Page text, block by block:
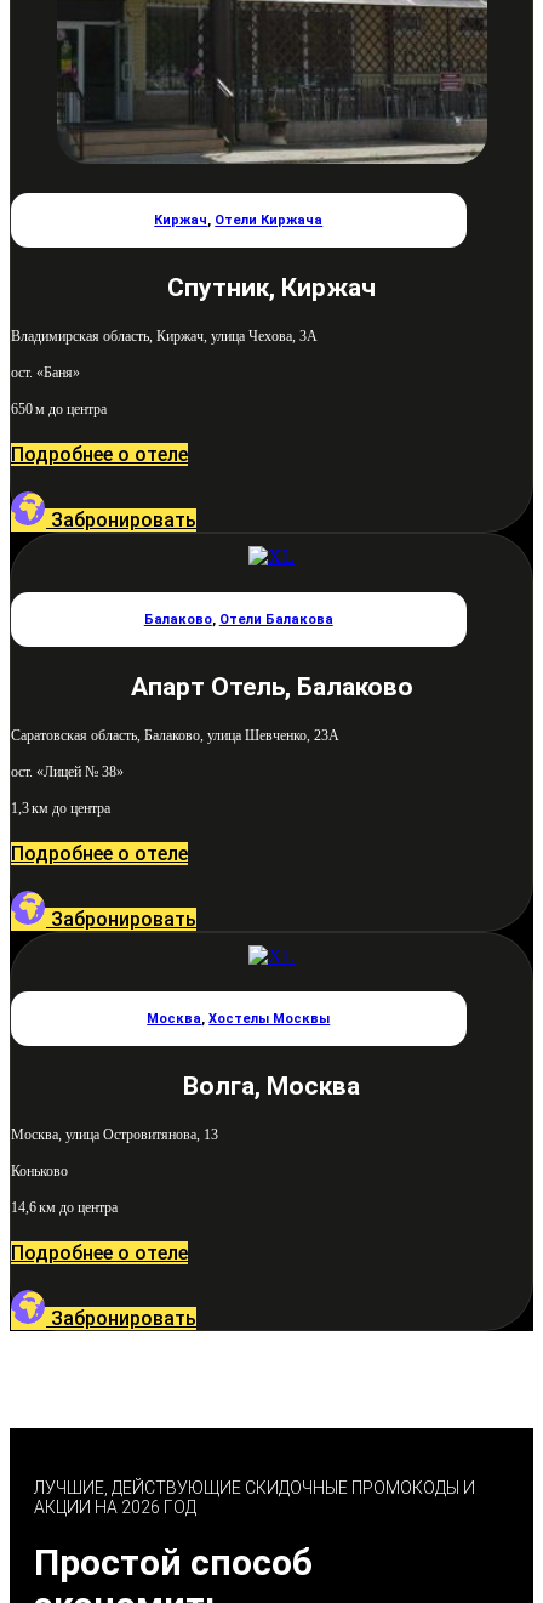
Киржач, Отели Киржача
Спутник, Киржач
Владимирская область, Киржач, улица Чехова, 3А
ост. «Баня»
650 м до центра
Подробнее о отеле
Забронировать
Балаково, Отели Балакова
Апарт Отель, Балаково
Саратовская область, Балаково, улица Шевченко, 23А
ост. «Лицей № 38»
1,3 км до центра
Подробнее о отеле
Забронировать
Москва,Хостелы Москвы
Волга, Москва
Москва, улица Островитянова, 13
Коньково
14,6 км до центра
Подробнее о отеле
Забронировать
ЛУЧШИЕ, ДЕЙСТВУЮЩИЕ СКИДОЧНЫЕ ПРОМОКОДЫ И
АКЦИИ НА 2026 ГОД
Простой способ